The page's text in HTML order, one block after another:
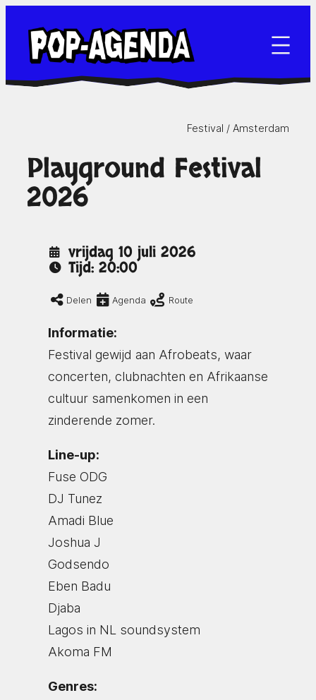
naar
inhoud
Festival / Amsterdam
Playground Festival
2026
vrijdag 10 juli 2026
Tijd: 20:00
Delen Agenda Route
Informatie:
Festival gewijd aan Afrobeats, waar
concerten, clubnachten en Afrikaanse
cultuur samenkomen in een
zinderende zomer.
Line-up:
Fuse ODG
DJ Tunez
Amadi Blue
Joshua J
Godsendo
Eben Badu
Djaba
Lagos in NL soundsystem
Akoma FM
Genres: